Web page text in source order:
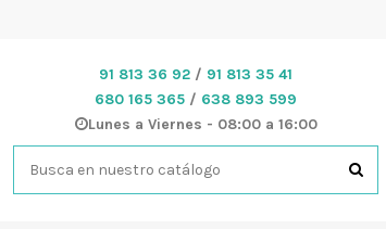
91 813 36 92 / 91 813 35 41
680 165 365 / 638 893 599
Lunes a Viernes - 08:00 a 16:00